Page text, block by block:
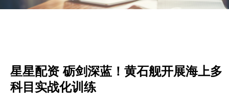
星星配资 砺剑深蓝！黄石舰开展海上多
科目实战化训练